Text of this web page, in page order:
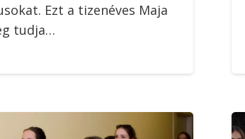
Ezt a tizenéves Maja
tudja…